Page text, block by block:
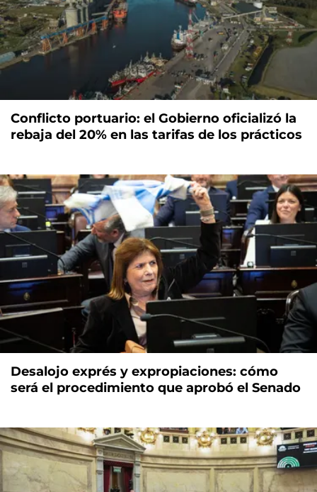
Conflicto portuario: el Gobierno oficializó la
rebaja del 20% en las tarifas de los prácticos
Desalojo exprés y expropiaciones: cómo
será el procedimiento que aprobó el Senado